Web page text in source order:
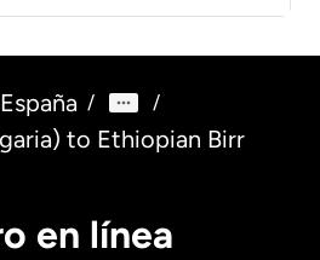
/ /
to Ethiopian Birr
en línea